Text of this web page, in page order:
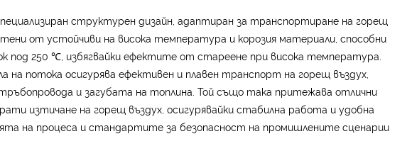
структурен дизайн, адаптиран за транспортиране на горещ
от устойчиви на висока температура и корозия материали, способни
под 250 ℃, избягвайки ефектите от стареене при висока температура.
на потока осигурява ефективен и плавен транспорт на горещ въздух,
и загубата на топлина. Той също така притежава отлични
изтичане на горещ въздух, осигурявайки стабилна работа и удобна
на процеса и стандартите за безопасност на промишлените сценарии